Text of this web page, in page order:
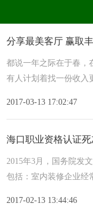
组织
生态
亲子
时尚
分享最美客厅 赢取
都说一年之际在于春，
有人计划着找一份收入
2017-03-13 17:02:47
海口职业资格认证
2015年3月，国务院发
包括：室内装修企业经
2017-02-13 13:44:46